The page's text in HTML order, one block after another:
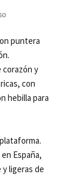
puntera
corazón y
con
hebilla para
España,
ligeras de